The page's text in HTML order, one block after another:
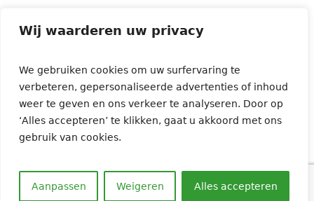
Wij waarderen uw privacy
We gebruiken cookies om uw surfervaring te
verbeteren, gepersonaliseerde advertenties of inhoud
weer te geven en ons verkeer te analyseren. Door op
‘Alles accepteren’ te klikken, gaat u akkoord met ons
gebruik van cookies.
Aanpassen Weigeren Alles accepteren
ONZE LEDEN VERTELLEN
© Dégage! vzw